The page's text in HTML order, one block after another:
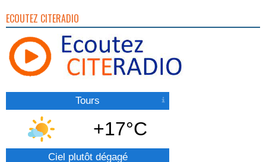
ECOUTEZ CITERADIO
Tours
+17°C
Ciel plutôt dégagé